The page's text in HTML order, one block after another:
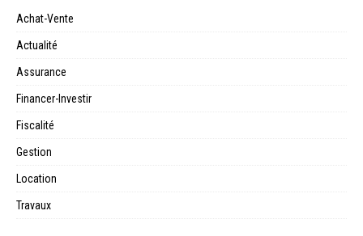
Achat-Vente
Actualité
Assurance
Financer-Investir
Fiscalité
Gestion
Location
Travaux